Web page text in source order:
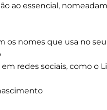
ao essencial,
os nomes que usa no
redes sociais, como o